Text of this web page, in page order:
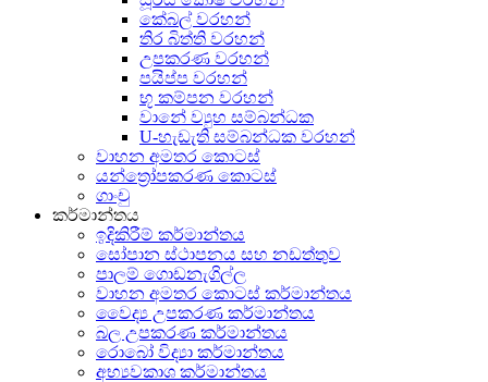
කේබල් වරහන්
තිර බිත්ති වරහන්
උපකරණ වරහන්
පයිප්ප වරහන්
භූ කම්පන වරහන්
වානේ ව්‍යුහ සම්බන්ධක
U-හැඩැති සම්බන්ධක වරහන්
වාහන අමතර කොටස්
යන්ත්‍රෝපකරණ කොටස්
ගාංචු
කර්මාන්තය
ඉදිකිරීම් කර්මාන්තය
සෝපාන ස්ථාපනය සහ නඩත්තුව
පාලම් ගොඩනැගිල්ල
වාහන අමතර කොටස් කර්මාන්තය
වෛද්‍ය උපකරණ කර්මාන්තය
බල උපකරණ කර්මාන්තය
රොබෝ විද්‍යා කර්මාන්තය
අභ්‍යවකාශ කර්මාන්තය